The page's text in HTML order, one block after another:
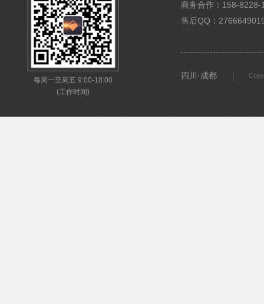
每周一至周五 9:00-18:00
(工作时间)
商务合作：158-
售后QQ：
四川·成都